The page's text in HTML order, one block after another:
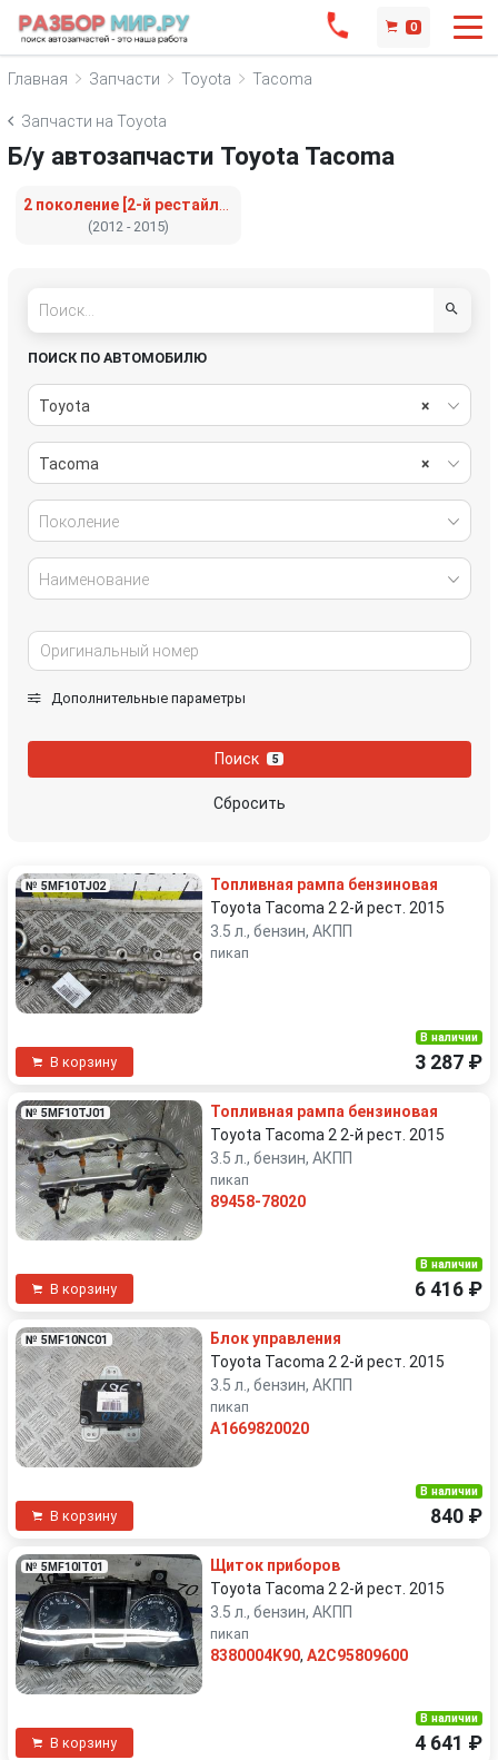
0
Главная Запчасти Toyota Tacoma
Запчасти на Toyota
Б/у автозапчасти Toyota Tacoma
(2012 - 2015)
ПОИСК ПО АВТОМОБИЛЮ
×
Toyota
×
Tacoma
Поколение
Наименование
Дополнительные параметры
Поиск 5
Сбросить
№ 5MF10TJ02
Топливная рампа бензиновая
Toyota Tacoma 2 2-й рест. 2015
3.5 л., бензин, АКПП
пикап
В корзину
В наличии
3 287 ₽
№ 5MF10TJ01
Топливная рампа бензиновая
Toyota Tacoma 2 2-й рест. 2015
3.5 л., бензин, АКПП
пикап
89458-78020
В корзину
В наличии
6 416 ₽
№ 5MF10NC01
Блок управления
Toyota Tacoma 2 2-й рест. 2015
3.5 л., бензин, АКПП
пикап
A1669820020
В корзину
В наличии
840 ₽
№ 5MF10IT01
Щиток приборов
Toyota Tacoma 2 2-й рест. 2015
3.5 л., бензин, АКПП
пикап
8380004K90, A2C95809600
В корзину
В наличии
4 641 ₽